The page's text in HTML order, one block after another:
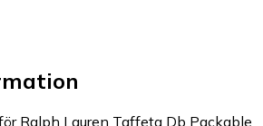
Ralph Lauren Taffeta Db Packable